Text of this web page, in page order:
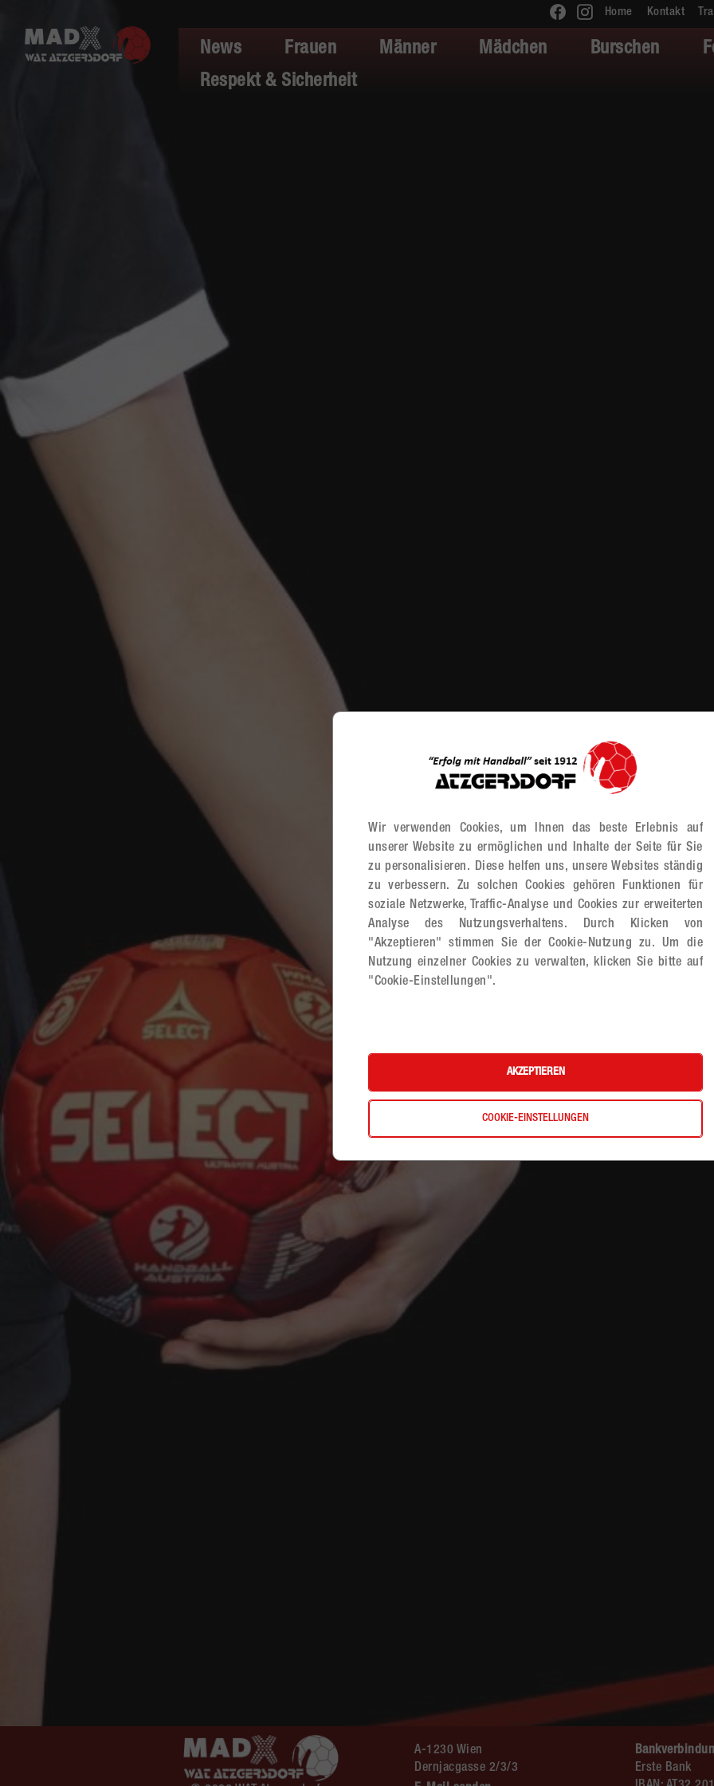
Home Kontakt
News Frauen Männer Mädchen Burschen
Respekt & Sicherheit
A-1230 Wien
Dernjacgasse 2/3/3
Erste Bank
Wir verwenden Cookies, um Ihnen das beste Erlebnis auf
unserer Website zu ermöglichen und Inhalte der Seite für Sie
zu personalisieren. Diese helfen uns, unsere Websites ständig
zu verbessern. Zu solchen Cookies gehören Funktionen für
soziale Netzwerke, Traffic-Analyse und Cookies zur erweiterten
Analyse des Nutzungsverhaltens. Durch Klicken von
"Akzeptieren" stimmen Sie der Cookie-Nutzung zu. Um die
Nutzung einzelner Cookies zu verwalten, klicken Sie bitte auf
"Cookie-Einstellungen".
AKZEPTIEREN
COOKIE-EINSTELLUNGEN